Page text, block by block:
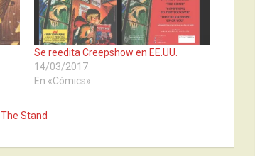
Se reedita Creepshow en EE.UU.
14/03/2017
En «Cómics»
The Stand